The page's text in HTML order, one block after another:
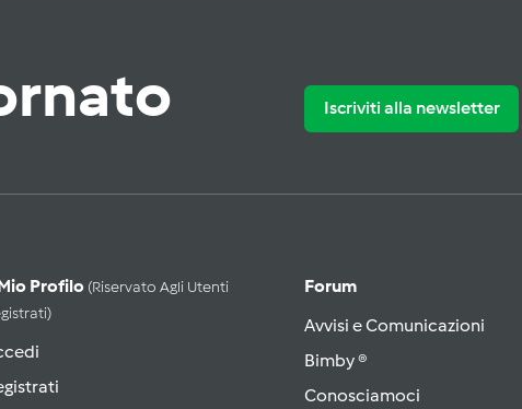
Iscriviti alla newsletter
Profilo (riservato Agli Utenti
Forum
Avvisi e Comunicazioni
Bimby ®
Conosciamoci